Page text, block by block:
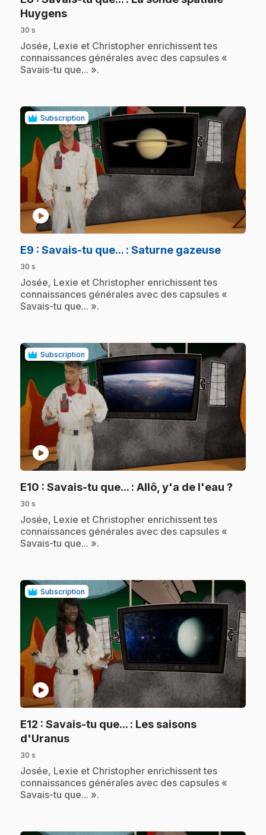
Huygens.
30 s
.Josée, Lexie et Christopher enrichissent tes
connaissances générales avec des capsules «
Savais-tu que... ».
Subscription
play_circle
E9 : Savais-tu que... : Saturne gazeuse.
30 s
.Josée, Lexie et Christopher enrichissent tes
connaissances générales avec des capsules «
Savais-tu que... ».
Subscription
play_circle
E10 : Savais-tu que... : Allô, y'a de l'eau ?
30 s
.Josée, Lexie et Christopher enrichissent tes
connaissances générales avec des capsules «
Savais-tu que... ».
Subscription
play_circle
E12 : Savais-tu que... : Les saisons
d'Uranus.
30 s
.Josée, Lexie et Christopher enrichissent tes
connaissances générales avec des capsules «
Savais-tu que... ».